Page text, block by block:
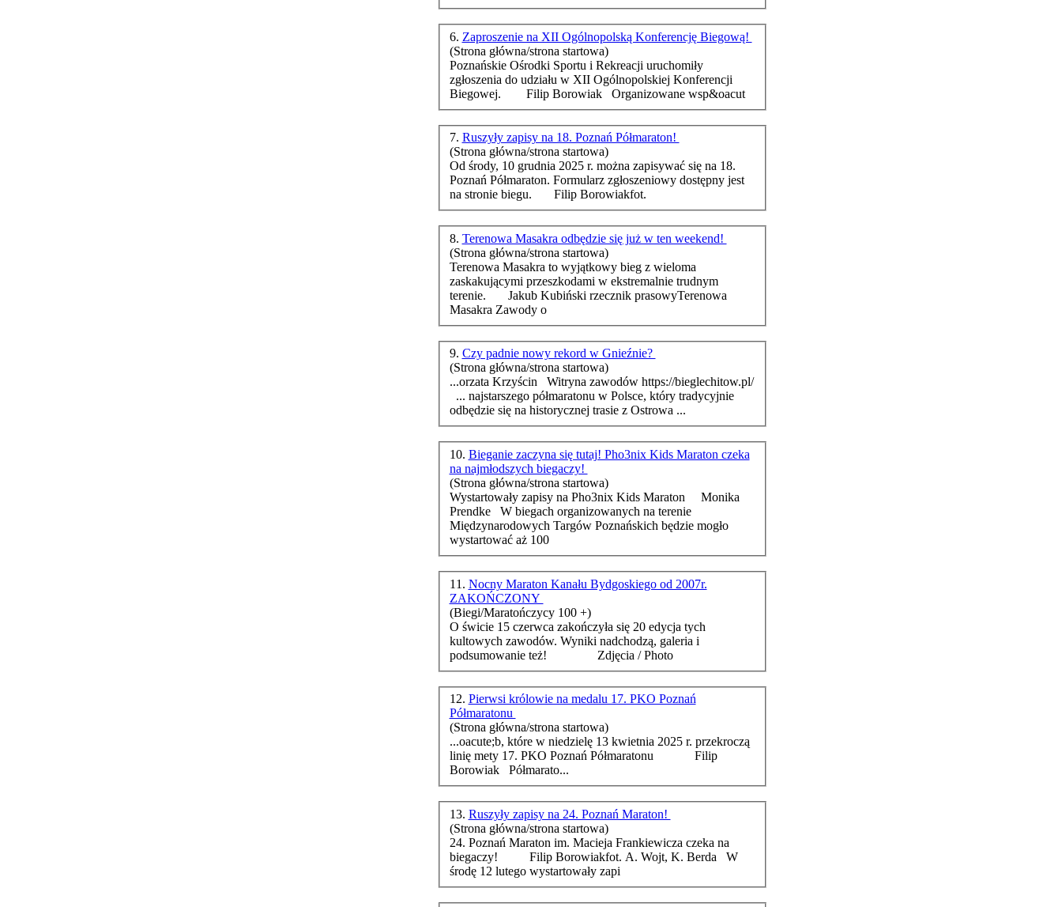
6. Zaproszenie na XII Ogólnopolską Konferencję Biegową!
(Strona główna/strona startowa)
Poznańskie Ośrodki Sportu i Rekreacji uruchomiły
zgłoszenia do udziału w XII Ogólnopolskiej Konferencji
Biegowej. Filip Borowiak Organizowane wsp&oacut
7. Ruszyły zapisy na 18. Poznań Półmaraton!
(Strona główna/strona startowa)
Od środy, 10 grudnia 2025 r. można zapisywać się na 18.
Poznań Półmaraton. Formularz zgłoszeniowy dostępny jest
na stronie biegu. Filip Borowiakfot.
8. Terenowa Masakra odbędzie się już w ten weekend!
(Strona główna/strona startowa)
Terenowa Masakra to wyjątkowy bieg z wieloma
zaskakującymi przeszkodami w ekstremalnie trudnym
terenie. Jakub Kubiński rzecznik prasowyTerenowa
Masakra Zawody o
9. Czy padnie nowy rekord w Gnieźnie?
(Strona główna/strona startowa)
...orzata Krzyścin Witryna zawodów https://bieglechitow.pl/
... najstarszego półmaratonu w Polsce, który tradycyjnie
odbędzie się na historycznej trasie z Ostrowa ...
10. Bieganie zaczyna się tutaj! Pho3nix Kids Maraton czeka
na najmłodszych biegaczy!
(Strona główna/strona startowa)
Wystartowały zapisy na Pho3nix Kids Maraton Monika
Prendke W biegach organizowanych na terenie
Międzynarodowych Targów Poznańskich będzie mogło
wystartować aż 100
11. Nocny Maraton Kanału Bydgoskiego od 2007r.
ZAKOŃCZONY
(Biegi/Maratończycy 100 +)
O świcie 15 czerwca zakończyła się 20 edycja tych
kultowych zawodów. Wyniki nadchodzą, galeria i
podsumowanie też! Zdjęcia / Photo
12. Pierwsi królowie na medalu 17. PKO Poznań
Półmaratonu
(Strona główna/strona startowa)
...oacute;b, które w niedzielę 13 kwietnia 2025 r. przekroczą
linię mety 17. PKO Poznań Półmaratonu Filip
Borowiak Półmarato...
13. Ruszyły zapisy na 24. Poznań Maraton!
(Strona główna/strona startowa)
24. Poznań Maraton im. Macieja Frankiewicza czeka na
biegaczy! Filip Borowiakfot. A. Wojt, K. Berda W
środę 12 lutego wystartowały zapi